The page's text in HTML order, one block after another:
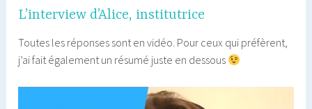
L’interview d’Alice, institutrice
Toutes les réponses sont en vidéo. Pour ceux qui préfèrent,
j’ai fait également un résumé juste en dessous